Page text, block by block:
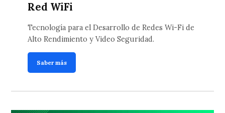
Red WiFi
Tecnología para el Desarrollo de Redes Wi-Fi de
Alto Rendimiento y Video Seguridad.
Saber más